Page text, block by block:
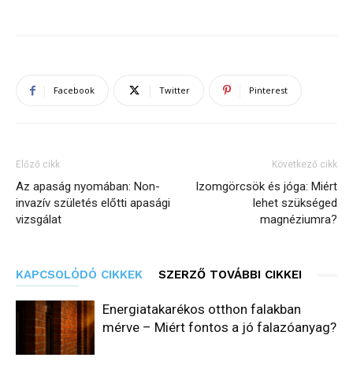
Facebook Twitter Pinterest
Előző cikk
Az apaság nyomában: Non-
invazív születés előtti apasági
vizsgálat
Következő cikk
Izomgörcsök és jóga: Miért
lehet szükséged
magnéziumra?
KAPCSOLÓDÓ CIKKEK SZERZŐ TOVÁBBI CIKKEI
Energiatakarékos otthon falakban
mérve – Miért fontos a jó falazóanyag?